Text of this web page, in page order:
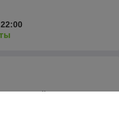
первый